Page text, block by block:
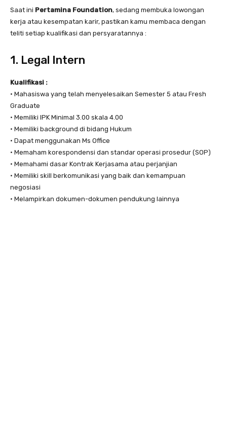
Saat ini Pertamina Foundation, sedang membuka lowongan
kerja atau kesempatan karir, pastikan kamu membaca dengan
teliti setiap kualifikasi dan persyaratannya :
1. Legal Intern
Kualifikasi :
• Mahasiswa yang telah menyelesaikan Semester 5 atau Fresh
Graduate
• Memiliki IPK Minimal 3.00 skala 4.00
• Memiliki background di bidang Hukum
• Dapat menggunakan Ms Office
• Memaham korespondensi dan standar operasi prosedur (SOP)
• Memahami dasar Kontrak Kerjasama atau perjanjian
• Memiliki skill berkomunikasi yang baik dan kemampuan
negosiasi
• Melampirkan dokumen-dokumen pendukung lainnya